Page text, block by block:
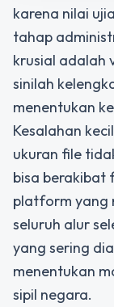
karena nilai
tahap
krusial adalah
sinilah
menentukan
Kesalahan
ukuran file
bisa berakibat
platform yang
seluruh alur
yang sering
menentukan
sipil negara.